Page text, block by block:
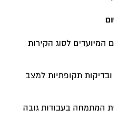
המיועדים לסוג הקירות
תקופתיות למצב
המתמחה בעבודות גובה